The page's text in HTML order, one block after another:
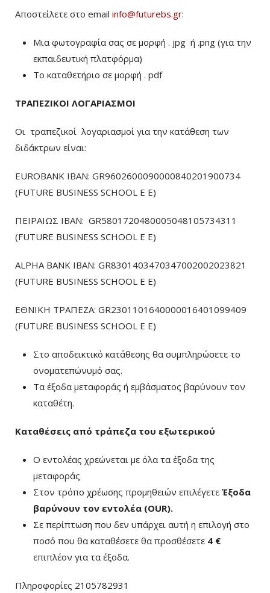
Αποστείλετε στο email info@futurebs.gr:
Μια φωτογραφία σας σε μορφή . jpg ή .png (για την
εκπαιδευτική πλατφόρμα)
To καταθετήριο σε μορφή . pdf
ΤΡΑΠΕΖΙΚΟΙ ΛΟΓΑΡΙΑΣΜΟΙ
Οι τραπεζικοί λογαριασμοί για την κατάθεση των
διδάκτρων είναι:
EUROBANK IBAN: GR9602600090000840201900734
(FUTURE BUSINESS SCHOOL E E)
ΠΕΙΡΑΙΩΣ ΙΒΑΝ: GR5801720480005048105734311
(FUTURE BUSINESS SCHOOL E E)
ALPHA BANK IBAN: GR8301403470347002002023821
(FUTURE BUSINESS SCHOOL E E)
ΕΘΝΙΚΗ ΤΡΑΠΕΖΑ: GR2301101640000016401099409
(FUTURE BUSINESS SCHOOL E E)
Στο αποδεικτικό κατάθεσης θα συμπληρώσετε το
ονοματεπώνυμό σας.
Τα έξοδα μεταφοράς ή εμβάσματος βαρύνουν τον
καταθέτη.
Καταθέσεις από τράπεζα του εξωτερικού
Ο εντολέας χρεώνεται με όλα τα έξοδα της
μεταφοράς
Στον τρόπο χρέωσης προμηθειών επιλέγετε Έξοδα
βαρύνουν τον εντολέα (ΟUR).
Σε περίπτωση που δεν υπάρχει αυτή η επιλογή στο
ποσό που θα καταθέσετε θα προσθέσετε 4 €
επιπλέον για τα έξοδα.
Πληροφορίες 2105782931